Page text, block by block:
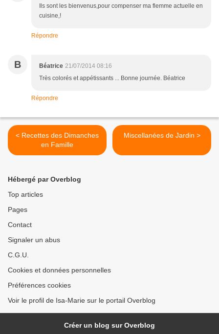
Ils sont les bienvenus,pour compenser ma flemme actuelle en
cuisine,!
Répondre
B Béatrice 21/07/2014 08:16
Très colorés et appétissants ... Bonne journée. Béatrice
Répondre
< Recettes des Dimanches
en Famille
Miscellanées de Jardin >
Hébergé par Overblog
Top articles
Pages
Contact
Signaler un abus
C.G.U.
Cookies et données personnelles
Préférences cookies
Voir le profil de Isa-Marie sur le portail Overblog
Créer un blog sur Overblog